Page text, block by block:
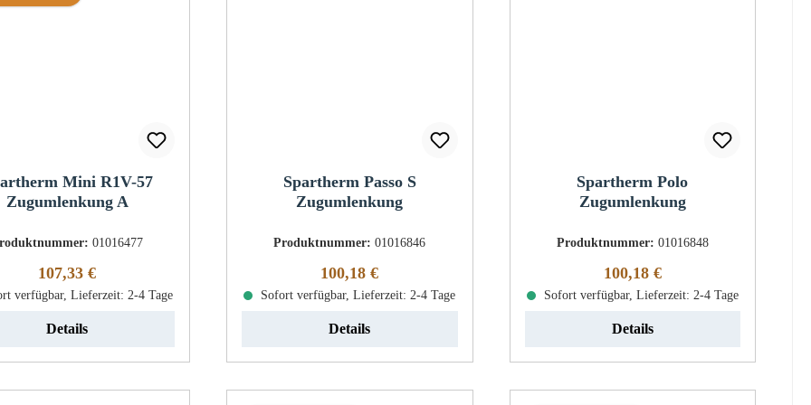
Mini R1V-57
Zugumlenkung A
01016477
Regulärer Preis:
107,33 €
verfügbar, Lieferzeit: 2-4 Tage
Details
Spartherm Passo S
Zugumlenkung
Produktnummer:01016846
Regulärer Preis:
100,18 €
Sofort verfügbar, Lieferzeit: 2-4 Tage
Details
Spartherm Polo
Zugumlenkung
Produktnummer: 01016848
Regulärer Preis:
100,18 €
Sofort verfügbar, Lieferzeit: 2-4 Tage
Details